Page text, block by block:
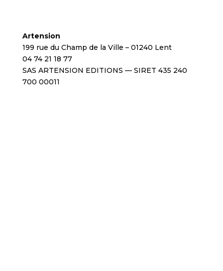
Artension
199 rue du Champ de la Ville – 01240 Lent
04 74 21 18 77
SAS ARTENSION EDITIONS — SIRET 435 240
700 00011